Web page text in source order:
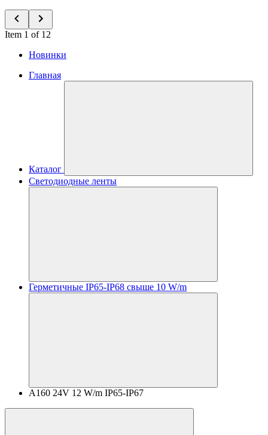
Item 1 of 12
Новинки
Главная
Каталог
Светодиодные ленты
Герметичные IP65-IP68 свыше 10 W/m
A160 24V 12 W/m IP65-IP67